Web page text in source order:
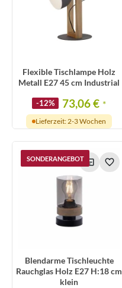
Flexible Tischlampe Holz
Metall E27 45 cm Industrial
-12% 73,06 € *
Lieferzeit: 2-3 Wochen
SONDERANGEBOT
Blendarme Tischleuchte
Rauchglas Holz E27 H:18 cm
klein